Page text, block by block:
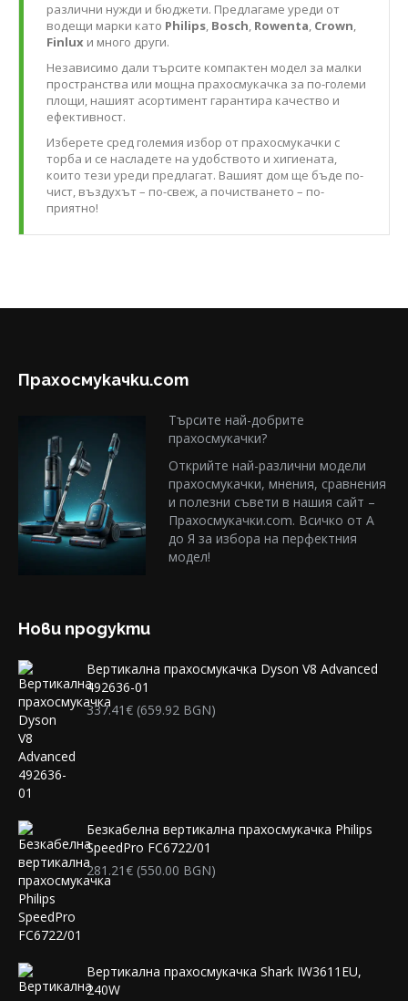
различни нужди и бюджети. Предлагаме уреди от
водещи марки като Philips, Bosch, Rowenta, Crown,
Finlux и много други.
Независимо дали търсите компактен модел за малки
пространства или мощна прахосмукачка за по-големи
площи, нашият асортимент гарантира качество и
ефективност.
Изберете сред големия избор от прахосмукачки с
торба и се насладете на удобството и хигиената,
които тези уреди предлагат. Вашият дом ще бъде по-
чист, въздухът – по-свеж, а почистването – по-
приятно!
Прахосмукачки.com
Търсите най-добрите
прахосмукачки?
Открийте най-различни модели
прахосмукачки, мнения, сравнения
и полезни съвети в нашия сайт –
Прахосмукачки.com. Всичко от А
до Я за избора на перфектния
модел!
Нови продукти
Вертикална прахосмукачка Dyson V8 Advanced
492636-01
337.41€ (659.92 BGN)
Безкабелна вертикална прахосмукачка Philips
SpeedPro FC6722/01
281.21€ (550.00 BGN)
Вертикална прахосмукачка Shark IW3611EU,
240W